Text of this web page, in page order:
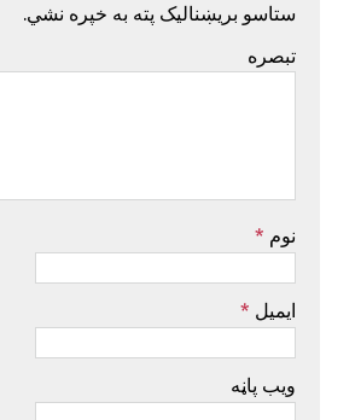
ستاسو بریښنالیک پته به خپره نشي.
تبصره
نوم *
ایمیل *
ویب پاڼه